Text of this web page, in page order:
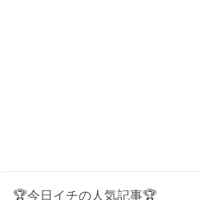
🏆今日イチの人気記事🏆